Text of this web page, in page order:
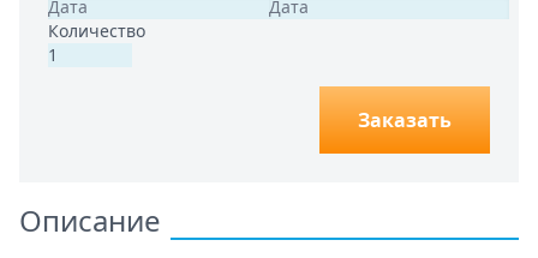
Количество
Заказать
Описание